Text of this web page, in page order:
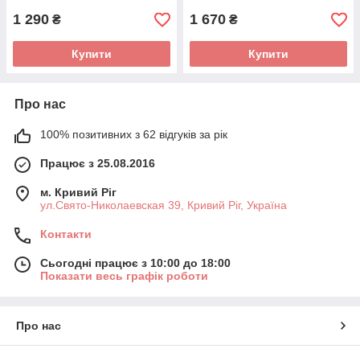
1 290 ₴
Купити
1 670 ₴
Купити
Про нас
100% позитивних з 62 відгуків за рік
Працює з 25.08.2016
м. Кривий Ріг
ул.Свято-Николаевская 39, Кривий Ріг, Україна
Контакти
Сьогодні працює з 10:00 до 18:00
Показати весь графік роботи
Про нас